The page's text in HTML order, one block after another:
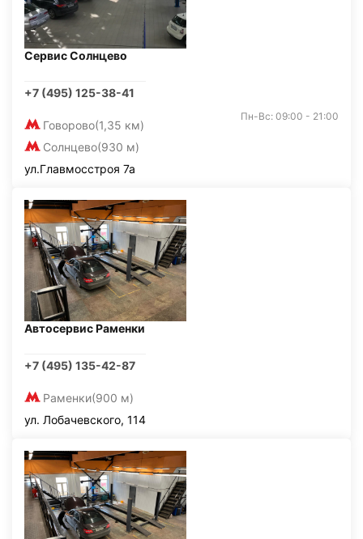
Сервис Солнцево
+7 (495) 125-38-41
Говорово(1,35 км)
Солнцево(930 м)
Пн-Вс: 09:00 - 21:00
ул.Главмосстроя 7а
Автосервис Раменки
+7 (495) 135-42-87
Раменки(900 м)
ул. Лобачевского, 114